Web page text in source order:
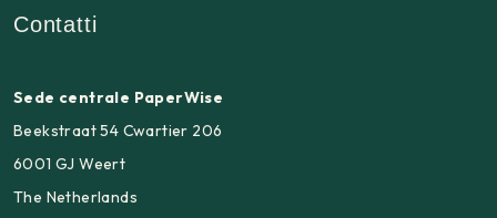
Contatti
Sede centrale PaperWise
Beekstraat 54 Cwartier 206
6001 GJ Weert
The Netherlands